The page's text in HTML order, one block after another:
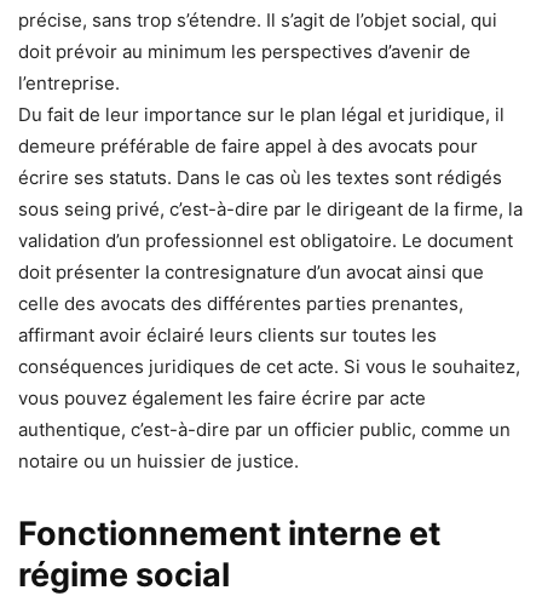
précise, sans trop s’étendre. Il s’agit de l’objet social, qui
doit prévoir au minimum les perspectives d’avenir de
l’entreprise.
Du fait de leur importance sur le plan légal et juridique, il
demeure préférable de faire appel à des avocats pour
écrire ses statuts. Dans le cas où les textes sont rédigés
sous seing privé, c’est-à-dire par le dirigeant de la firme, la
validation d’un professionnel est obligatoire. Le document
doit présenter la contresignature d’un avocat ainsi que
celle des avocats des différentes parties prenantes,
affirmant avoir éclairé leurs clients sur toutes les
conséquences juridiques de cet acte. Si vous le souhaitez,
vous pouvez également les faire écrire par acte
authentique, c’est-à-dire par un officier public, comme un
notaire ou un huissier de justice.
Fonctionnement interne et
régime social